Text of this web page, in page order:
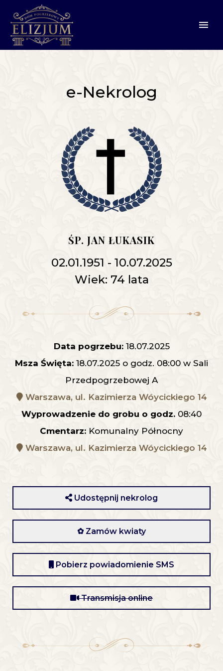
e-Nekrolog
ŚP. JAN ŁUKASIK
02.01.1951 - 10.07.2025
Wiek: 74 lata
Data pogrzebu:18.07.2025
Msza Święta: 18.07.2025 o godz. 08:00 w Sali
Przedpogrzebowej A
Warszawa, ul. Kazimierza Wóycickiego 14
Wyprowadzenie do grobu o godz. 08:40
Cmentarz: Komunalny Północny
Warszawa, ul. Kazimierza Wóycickiego 14
Udostępnij nekrolog
✿ Zamów kwiaty
Pobierz powiadomienie SMS
Transmisja online